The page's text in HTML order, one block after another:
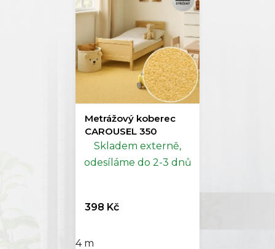
Metrážový koberec
CAROUSEL 350
Skladem externě,
odesíláme do 2-3 dnů
398 Kč
4 m